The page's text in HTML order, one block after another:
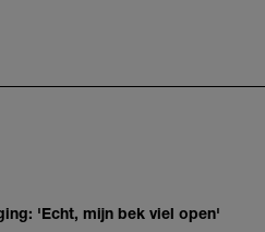
'Echt, mijn bek viel open'